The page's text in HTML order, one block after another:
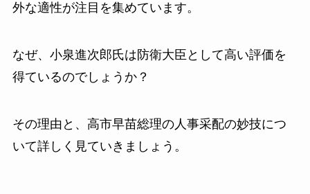
外な適性が注目を集めています。
なぜ、小泉進次郎氏は防衛大臣として高い評価を
得ているのでしょうか？
その理由と、高市早苗総理の人事采配の妙技につ
いて詳しく見ていきましょう。